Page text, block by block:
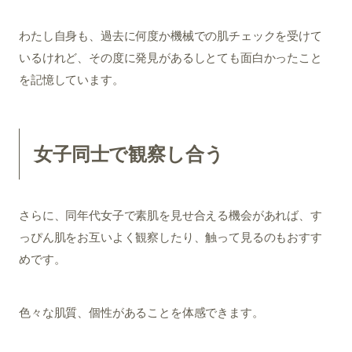
わたし自身も、過去に何度か機械での肌チェックを受けて
いるけれど、その度に発見があるしとても面白かったこと
を記憶しています。
女子同士で観察し合う
さらに、同年代女子で素肌を見せ合える機会があれば、す
っぴん肌をお互いよく観察したり、触って見るのもおすす
めです。
色々な肌質、個性があることを体感できます。